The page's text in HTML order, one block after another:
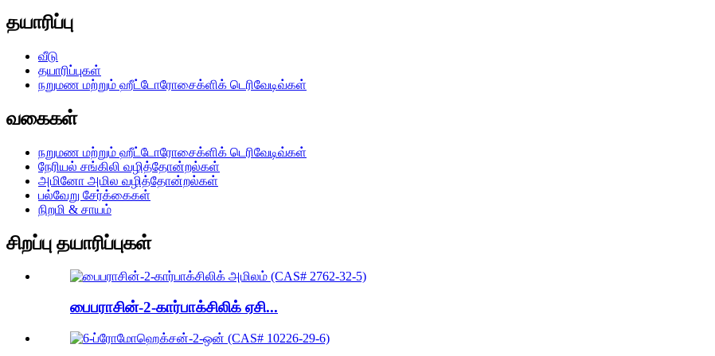
தயாரிப்பு
வீடு
தயாரிப்புகள்
நறுமண மற்றும் ஹீட்டோரோசைக்ளிக் டெரிவேடிவ்கள்
வகைகள்
நறுமண மற்றும் ஹீட்டோரோசைக்ளிக் டெரிவேடிவ்கள்
நேரியல் சங்கிலி வழித்தோன்றல்கள்
அமினோ அமில வழித்தோன்றல்கள்
பல்வேறு சேர்க்கைகள்
நிறமி & சாயம்
சிறப்பு தயாரிப்புகள்
பைபராசின்-2-கார்பாக்சிலிக் ஏசி...